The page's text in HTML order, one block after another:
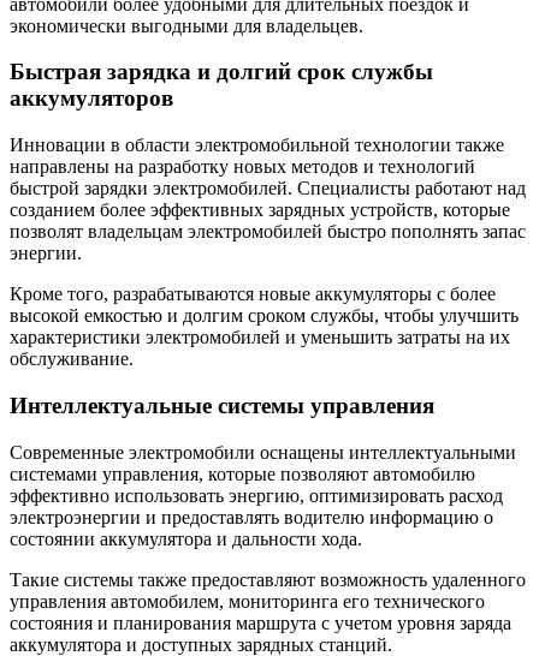
экономически выгодными для владельцев.
Быстрая зарядка и долгий срок службы
аккумуляторов
Инновации в области электромобильной технологии также
направлены на разработку новых методов и технологий
быстрой зарядки электромобилей. Специалисты работают над
созданием более эффективных зарядных устройств, которые
позволят владельцам электромобилей быстро пополнять запас
энергии.
Кроме того, разрабатываются новые аккумуляторы с более
высокой емкостью и долгим сроком службы, чтобы улучшить
характеристики электромобилей и уменьшить затраты на их
обслуживание.
Интеллектуальные системы управления
Современные электромобили оснащены интеллектуальными
системами управления, которые позволяют автомобилю
эффективно использовать энергию, оптимизировать расход
электроэнергии и предоставлять водителю информацию о
состоянии аккумулятора и дальности хода.
Такие системы также предоставляют возможность удаленного
управления автомобилем, мониторинга его технического
состояния и планирования маршрута с учетом уровня заряда
аккумулятора и доступных зарядных станций.